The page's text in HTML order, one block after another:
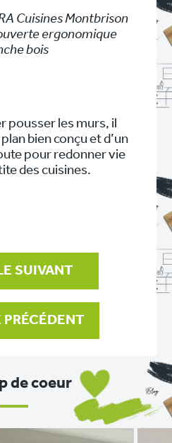
Cuisines Montbrison
ergonomique
bois
pousser les murs, il
bien conçu et d’un
pour redonner vie
des cuisines.
SUIVANT
de coeur